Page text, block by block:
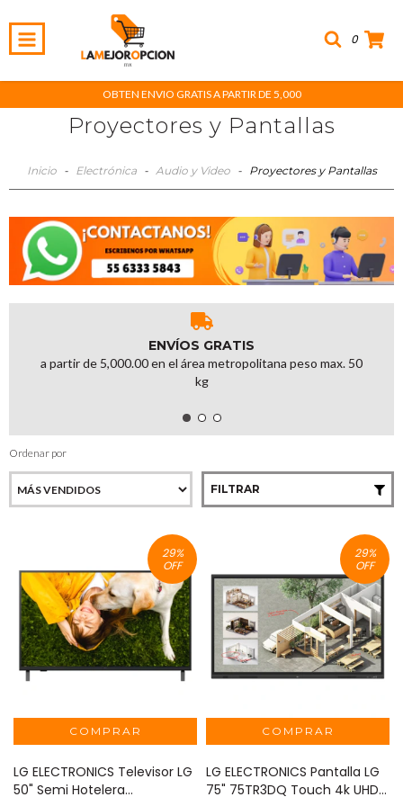
0
OBTEN ENVIO GRATIS A PARTIR DE 5,000
Proyectores y Pantallas
Inicio - Electrónica - Audio y Video - Proyectores y Pantallas
ENVÍOS GRATIS
a partir de 5,000.00 en el área metropolitana peso max. 50
kg
Ordenar por
FILTRAR
29%
OFF
LG ELECTRONICS Televisor LG
50" Semi Hotelera
29%
OFF
LG ELECTRONICS Pantalla LG
75" 75TR3DQ Touch 4k UHD